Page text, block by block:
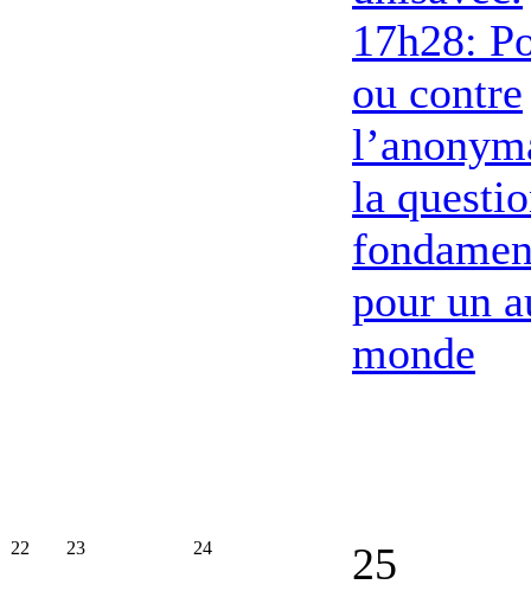
17h28:
ou contre
la
pour un
monde
22 23 24 25